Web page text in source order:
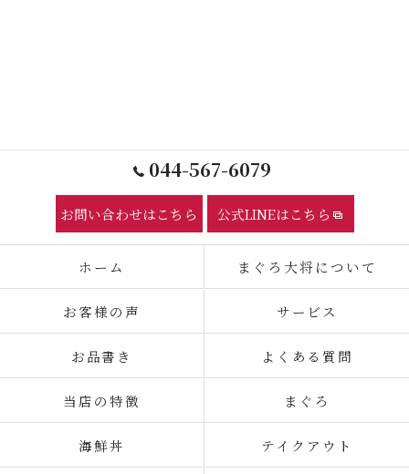
044-567-6079
お問い合わせはこちら 公式LINEはこちら
ホーム まぐろ大将について
お客様の声 サービス
お品書き よくある質問
当店の特徴 まぐろ
海鮮丼 テイクアウト